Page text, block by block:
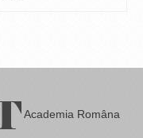
Academia Româna